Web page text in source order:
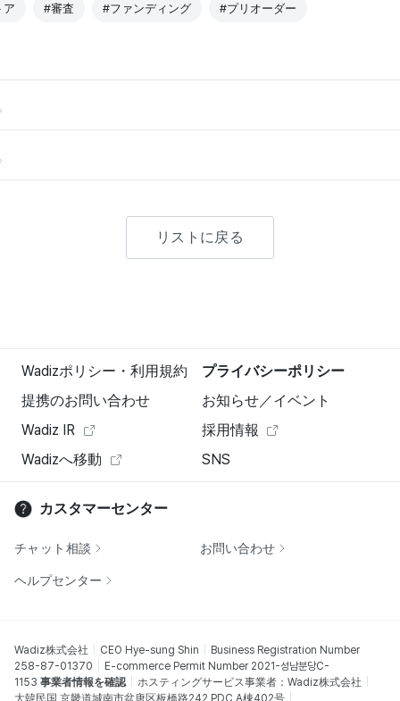
ア #審査 #ファンディング #プリオーダー
リストに戻る
Wadizポリシー・利用規約
プライバシーポリシー
提携のお問い合わせ
お知らせ／イベント
Wadiz IR
採用情報
Wadizへ移動
SNS
カスタマーセンター
チャット相談 お問い合わせ
ヘルプセンター
Wadiz株式会社 CEO Hye-sung Shin
Business Registration Number
258-87-01370
E-commerce Permit Number 2021-성남분당C-
1153 事業者情報を確認
ホスティングサービス事業者：Wadiz株式会社
大韓民国 京畿道城南市盆唐区板橋路242 PDC A棟402号